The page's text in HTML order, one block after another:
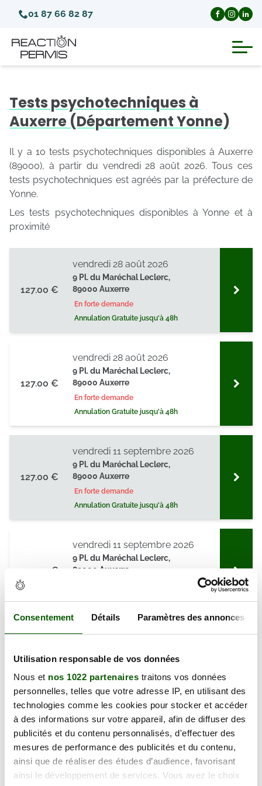
Consentement Détails Paramètres des annonces
Utilisation responsable de vos données
Nous et nos 1022 partenaires traitons vos données
personnelles, telles que votre adresse IP, en utilisant des
technologies comme les cookies pour stocker et accéder
à des informations sur votre appareil, afin de diffuser des
publicités et du contenu personnalisés, d'effectuer des
mesures de performance des publicités et du contenu,
ainsi que de réaliser des études d’audience, favorisant
ainsi le développement de services. Vous avez le choix
01 87 66 82 87
Invalidation du permis de conduire
Annulation du permis de conduire
Médecins agréés pour le permis
Visite médicale test psychotechnique
Tests psychotechniques à
Auxerre (Département Yonne)
Il y a 10 tests psychotechniques disponibles à Auxerre
(89000), à partir du vendredi 28 août 2026. Tous ces
tests psychotechniques est agréés par la préfecture de
Yonne.
Les tests psychotechniques disponibles à Yonne et à
proximité
127.00 €
9 Pl. du Maréchal Leclerc,
89000 Auxerre
En forte demande
Annulation Gratuite jusqu'à 48h
vendredi 28 août 2026
127.00 €
9 Pl. du Maréchal Leclerc,
89000 Auxerre
En forte demande
Annulation Gratuite jusqu'à 48h
vendredi 28 août 2026
127.00 €
9 Pl. du Maréchal Leclerc,
89000 Auxerre
En forte demande
Annulation Gratuite jusqu'à 48h
vendredi 11 septembre 2026
127.00 €
9 Pl. du Maréchal Leclerc,
89000 Auxerre
vendredi 11 septembre 2026
127.00 €
89000 Auxerre
En forte demande
Annulation Gratuite jusqu'à 48h
vendredi 25 septembre 2026
127.00 €
9 Pl. du Maréchal Leclerc,
89000 Auxerre
En forte demande
vendredi 25 septembre 2026